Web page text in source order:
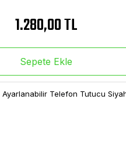
1.280,00 TL
Sepete Ekle